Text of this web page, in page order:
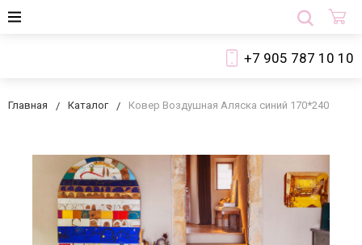
+7 905 787 10 10
Главная Каталог Ковер Воздушная Аляска синий 170*240